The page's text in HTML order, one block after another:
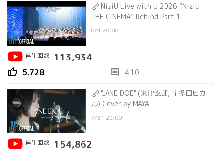
NiziU Live with U 2026 “NiziU：
THE CINEMA” Behind Part.1
8/4 20:00
再生回数 113,934
thumb_up 5,728 comment 410
"JANE DOE" (米津玄師, 宇多田ヒカ
ル) Cover by MAYA
7/31 20:00
再生回数 154,862